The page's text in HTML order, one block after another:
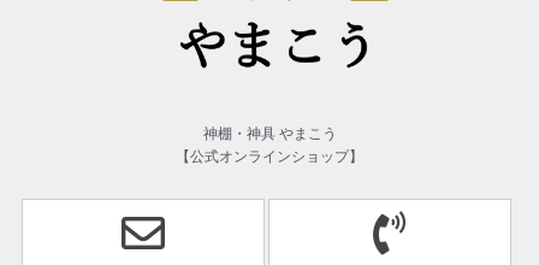
神棚・神具 やまこう
【公式オンラインショップ】